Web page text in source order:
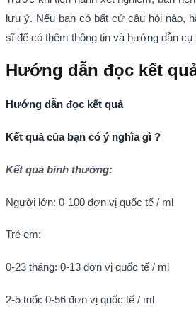
lưu ý. Nếu bạn có bất cứ câu hỏi nào,
sĩ để có thêm thông tin và hướng dẫn cụ
Hướng dẫn đọc kết
Hướng dẫn đọc kết quả
Kết quả của bạn có ý nghĩa gì ?
Kết quả bình thường:
Người lớn: 0-100 đơn vị quốc tế / ml
Trẻ em:
0-23 tháng: 0-13 đơn vị quốc tế / ml
2-5 tuổi: 0-56 đơn vị quốc tế / ml